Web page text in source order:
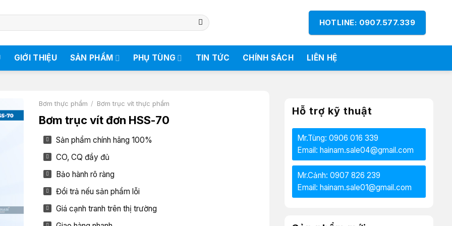
HOTLINE: 0907.577.339
GIỚI THIỆU SẢN PHẨM PHỤ TÙNG TIN TỨC CHÍNH SÁCH LIÊN HỆ
Hỗ trợ kỹ thuật
Mr.Tùng: 0906 016 339
Email: hainam.sale04@gmail.com
Mr.Cảnh: 0907 826 239
Email: hainam.sale01@gmail.com
Bơm thực phẩm / Bơm trục vít thực phẩm
Bơm trục vít đơn HSS-70
Sản phẩm chính hãng 100%
CO, CQ đầy đủ
Bảo hành rõ ràng
Đổi trả nếu sản phẩm lỗi
Giá cạnh tranh trên thị trường